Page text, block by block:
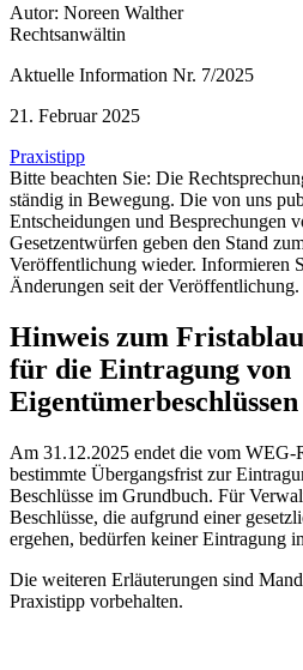
Autor: Noreen Walther
Rechtsanwältin
Aktuelle Information Nr. 7/2025
21. Februar 2025
Praxistipp
Bitte beachten Sie: Die
ständig in Bewegung. Die von uns
Entscheidungen und Besprechungen
Gesetzentwürfen geben den Stand
Veröffentlichung wieder. Informieren
Änderungen seit der Veröffentlichung.
Hinweis zum
für die Eintragung von
Am 31.12.2025 endet die vom WEG-
bestimmte Übergangsfrist zur
Beschlüsse im Grundbuch. Für
Beschlüsse, die aufgrund einer
ergehen, bedürfen keiner Eintragung
Die weiteren Erläuterungen sind
Praxistipp vorbehalten.